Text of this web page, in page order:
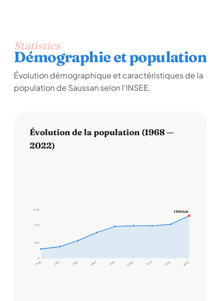
Statistics
Démographie et population
Évolution démographique et caractéristiques de la
population de Saussan selon l'INSEE.
Évolution de la population (1968 —
2022)
0
700
1,5 k
2,2 k
1968 1975 1982 1990 1999 2006 2011 2016 2022
1 926 hab.